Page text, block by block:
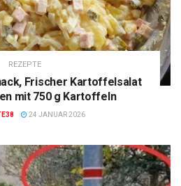
REZEPTE
Frischer Kartoffelsalat
mit 750 g Kartoffeln
24 JANUAR 2026